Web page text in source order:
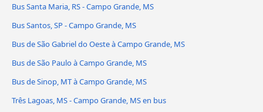
Bus Santa Maria, RS - Campo Grande, MS
Bus Santos, SP - Campo Grande, MS
Bus de São Gabriel do Oeste à Campo Grande, MS
Bus de São Paulo à Campo Grande, MS
Bus de Sinop, MT à Campo Grande, MS
Três Lagoas, MS - Campo Grande, MS en bus